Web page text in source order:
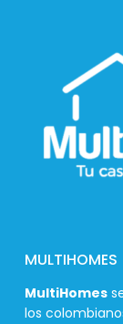
MULTIHOMES
MultiHomes
los